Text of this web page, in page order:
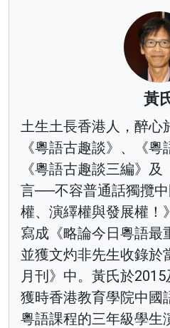
黃
土生土長香港人，醉心
《粵語古趣談》、《粵
《粵語古趣談三編》
言──不容普通話獨攬
權、演繹權與發展權！
寫成《略論今日粵語最
並獲文灼非先生收錄於
月刊》中。黃氏於2015
獲時香港教育學院中國
粵語課程的三年級學生